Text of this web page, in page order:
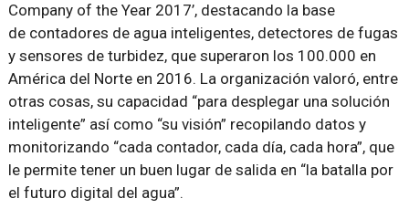
Company of the Year 2017’, destacando la base
de contadores de agua inteligentes, detectores de fugas
y sensores de turbidez, que superaron los 100.000 en
América del Norte en 2016. La organización valoró, entre
otras cosas, su capacidad “para desplegar una solución
inteligente” así como “su visión” recopilando datos y
monitorizando “cada contador, cada día, cada hora”, que
le permite tener un buen lugar de salida en “la batalla por
el futuro digital del agua”.